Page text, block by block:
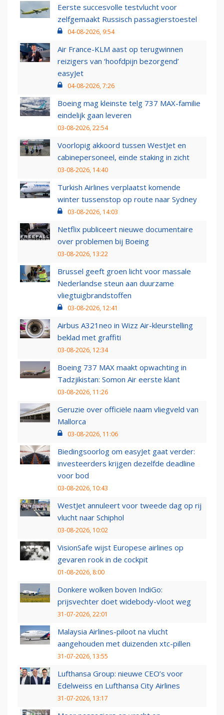
Eerste succesvolle testvlucht voor
zelfgemaakt Russisch passagierstoestel
04-08-2026, 9:54
Air France-KLM aast op terugwinnen
reizigers van ‘hoofdpijn bezorgend’
easyJet
04-08-2026, 7:26
Boeing mag kleinste telg 737 MAX-familie
eindelijk gaan leveren
03-08-2026, 22:54
Voorlopig akkoord tussen WestJet en
cabinepersoneel, einde staking in zicht
03-08-2026, 14:40
Turkish Airlines verplaatst komende
winter tussenstop op route naar Sydney
03-08-2026, 14:03
Netflix publiceert nieuwe documentaire
over problemen bij Boeing
03-08-2026, 13:22
Brussel geeft groen licht voor massale
Nederlandse steun aan duurzame
vliegtuigbrandstoffen
03-08-2026, 12:41
Airbus A321neo in Wizz Air-kleurstelling
beklad met graffiti
03-08-2026, 12:34
Boeing 737 MAX maakt opwachting in
Tadzjikistan: Somon Air eerste klant
03-08-2026, 11:26
Geruzie over officiële naam vliegveld van
Mallorca
03-08-2026, 11:06
Biedingsoorlog om easyJet gaat verder:
investeerders krijgen dezelfde deadline
voor bod
03-08-2026, 10:43
WestJet annuleert voor tweede dag op rij
vlucht naar Schiphol
03-08-2026, 10:02
VisionSafe wijst Europese airlines op
gevaren rook in de cockpit
01-08-2026, 8:00
Donkere wolken boven IndiGo:
prijsvechter doet widebody-vloot weg
31-07-2026, 22:01
Malaysia Airlines-piloot na vlucht
aangehouden met duizenden xtc-pillen
31-07-2026, 13:55
Lufthansa Group: nieuwe CEO’s voor
Edelweiss en Lufthansa City Airlines
31-07-2026, 13:17